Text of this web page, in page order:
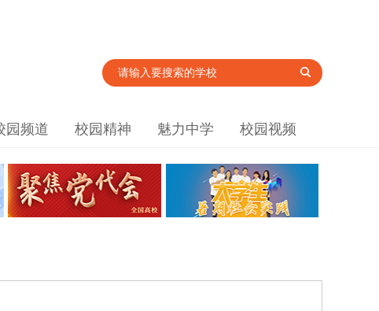
园频道 校园精神 魅力中学 校园视频